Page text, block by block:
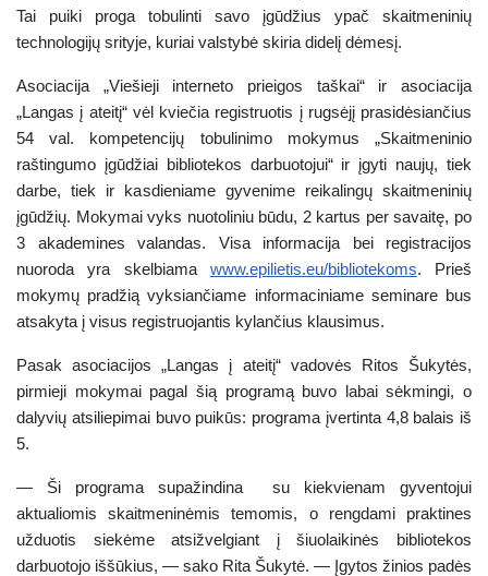
Tai puiki proga tobulinti savo įgūdžius ypač skaitmeninių
technologijų srityje, kuriai valstybė skiria didelį dėmesį.
Asociacija „Viešieji interneto prieigos taškai“ ir asociacija
„Langas į ateitį“ vėl kviečia registruotis į rugsėjį prasidėsiančius
54 val. kompetencijų tobulinimo mokymus „Skaitmeninio
raštingumo įgūdžiai bibliotekos darbuotojui“ ir įgyti naujų, tiek
darbe, tiek ir kasdieniame gyvenime reikalingų skaitmeninių
įgūdžių. Mokymai vyks nuotoliniu būdu, 2 kartus per savaitę, po
3 akademines valandas. Visa informacija bei registracijos
nuoroda yra skelbiama www.epilietis.eu/bibliotekoms. Prieš
mokymų pradžią vyksiančiame informaciniame seminare bus
atsakyta į visus registruojantis kylančius klausimus.
Pasak asociacijos „Langas į ateitį“ vadovės Ritos Šukytės,
pirmieji mokymai pagal šią programą buvo labai sėkmingi, o
dalyvių atsiliepimai buvo puikūs: programa įvertinta 4,8 balais iš
5.
— Ši programa supažindina su kiekvienam gyventojui
aktualiomis skaitmeninėmis temomis, o rengdami praktines
užduotis siekėme atsižvelgiant į šiuolaikinės bibliotekos
darbuotojo iššūkius, — sako Rita Šukytė. — Įgytos žinios padės